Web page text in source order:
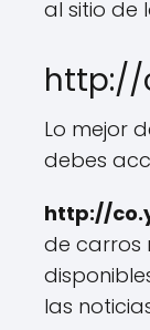
al sitio de
http://
Lo mejor
debes
http://
de carros
las